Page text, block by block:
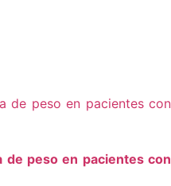
de peso en pacientes con